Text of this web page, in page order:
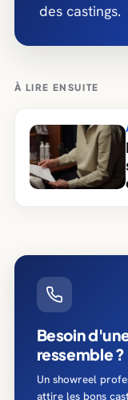
des castings.
À LIRE ENSUITE
Besoin
ressemble ?
Un showreel
attire les bons